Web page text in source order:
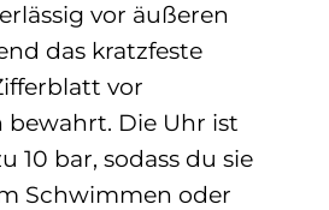
vor äußeren
das kratzfeste
vor
bewahrt. Die Uhr ist
10 bar, sodass du sie
Schwimmen oder